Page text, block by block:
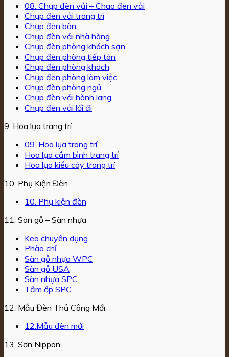
08. Chụp đèn vải – Chao đèn vải
Chụp đèn vải trang trí
Chụp đèn bàn
Chụp đèn vải nhà hàng
Chụp đèn phòng khách sạn
Chụp đèn phòng tiếp tân
Chụp đèn phòng khách
Chụp đèn phòng làm việc
Chụp đèn phòng ngủ
Chụp đèn vải hành lang
Chụp đèn vải lối đi
9. Hoa lụa trang trí
09. Hoa lụa trang trí
Hoa lụa cắm bình trang trí
Hoa lụa kiểu cây trang trí
10. Phụ Kiện Đèn
10. Phụ kiện đèn
11. Sàn gỗ – Sàn nhựa
Keo chuyên dụng
Phào chỉ
Sàn gỗ nhựa WPC
Sàn gỗ USA
Sàn nhựa SPC
Tấm ốp SPC
12. Mẫu Đèn Thủ Công Mới
12.Mẫu đèn mới
13. Sơn Nippon